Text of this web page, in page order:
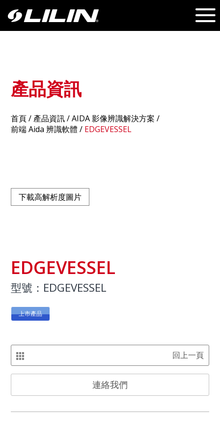
產品資訊
首頁/產品資訊/ AIDA 影像辨識解決方案 /
前端 Aida 辨識軟體/ EDGEVESSEL
下載高解析度圖片
EDGEVESSEL
型號：EDGEVESSEL
上市產品
回上一頁
連絡我們